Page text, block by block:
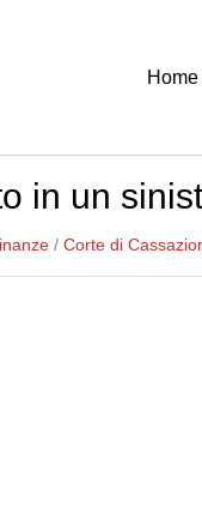
Home
in un
/ Corte di